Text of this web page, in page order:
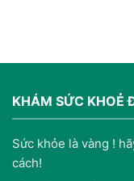
KHÁM SỨC KHOẺ
Sức khỏe là vàng !
cách!